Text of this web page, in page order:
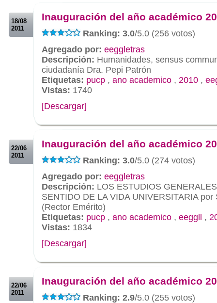
18/08
2011
Inauguración del año académico
Ranking: 3.0/5.0 (256 votos)
Agregado por: eeggletras
Descripción: Humanidades, sensus
ciudadanía Dra. Pepi Patrón
Etiquetas: pucp , ano academico , 2010 ,
Vistas: 1740
[Descargar]
22/06
2011
Inauguración del año académico
Ranking: 3.0/5.0 (274 votos)
Agregado por: eeggletras
Descripción: LOS ESTUDIOS
SENTIDO DE LA VIDA UNIVERSITARIA
(Rector Emérito)
Etiquetas: pucp , ano academico , eeggll ,
Vistas: 1834
[Descargar]
22/06
2011
Inauguración del año académico
Ranking: 2.9/5.0 (255 votos)